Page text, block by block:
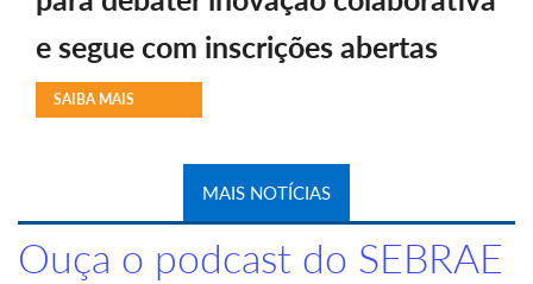
e segue com inscrições abertas
SAIBA MAIS
MAIS NOTÍCIAS
Ouça o podcast do SEBRAE